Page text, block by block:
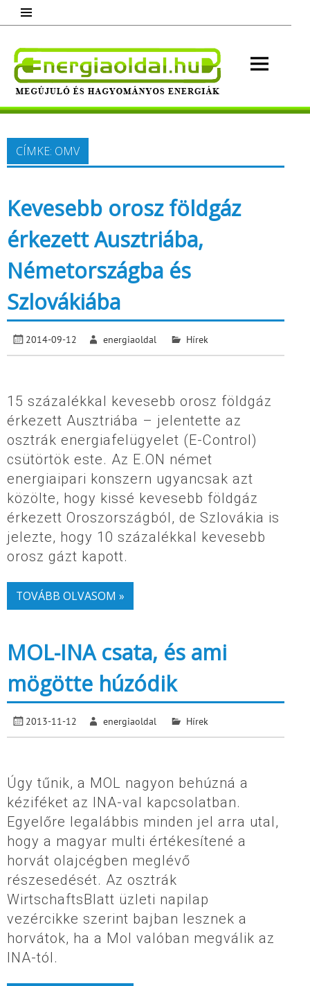
content
Megújuló és hagyományos energiák.
Minden, ami energia!
CÍMKE: OMV
Kevesebb orosz földgáz
érkezett Ausztriába,
Németországba és
Szlovákiába
2014-09-12 energiaoldal Hírek
15 százalékkal kevesebb orosz földgáz
érkezett Ausztriába – jelentette az
osztrák energiafelügyelet (E-Control)
csütörtök este. Az E.ON német
energiaipari konszern ugyancsak azt
közölte, hogy kissé kevesebb földgáz
érkezett Oroszországból, de Szlovákia is
jelezte, hogy 10 százalékkal kevesebb
orosz gázt kapott.
TOVÁBB OLVASOM »
MOL-INA csata, és ami
mögötte húzódik
2013-11-12 energiaoldal Hírek
Úgy tűnik, a MOL nagyon behúzná a
kéziféket az INA-val kapcsolatban.
Egyelőre legalábbis minden jel arra utal,
hogy a magyar multi értékesítené a
horvát olajcégben meglévő
részesedését. Az osztrák
WirtschaftsBlatt üzleti napilap
vezércikke szerint bajban lesznek a
horvátok, ha a Mol valóban megválik az
INA-tól.